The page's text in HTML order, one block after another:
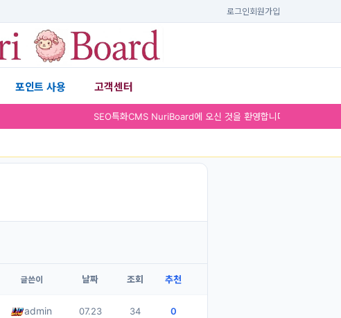
로그인회원가입
포인트 사용 고객센터
SEO특화CMS NuriBoard에 오신
글쓴이 날짜 조회 추천
admin 07.23 34 0